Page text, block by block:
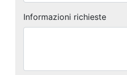
Informazioni richieste